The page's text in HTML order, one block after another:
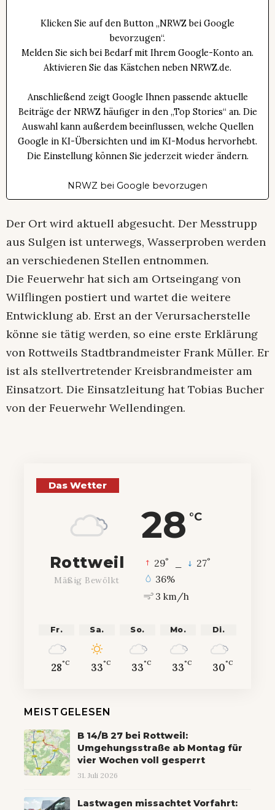
Klicken Sie auf den Button „NRWZ bei Google
bevorzugen“.
Melden Sie sich bei Bedarf mit Ihrem Google-Konto an.
Aktivieren Sie das Kästchen neben NRWZ.de.
Anschließend zeigt Google Ihnen passende aktuelle
Beiträge der NRWZ häufiger in den „Top Stories“ an. Die
Auswahl kann außerdem beeinflussen, welche Quellen
Google in KI-Übersichten und im KI-Modus hervorhebt.
Die Einstellung können Sie jederzeit wieder ändern.
NRWZ bei Google bevorzugen
Der Ort wird aktuell abgesucht. Der Messtrupp
aus Sulgen ist unterwegs, Wasserproben werden
an verschiedenen Stellen entnommen.
Die Feuerwehr hat sich am Ortseingang von
Wilflingen postiert und wartet die weitere
Entwicklung ab. Erst an der Verursacherstelle
könne sie tätig werden, so eine erste Erklärung
von Rottweils Stadtbrandmeister Frank Müller. Er
ist als stellvertretender Kreisbrandmeister am
Einsatzort. Die Einsatzleitung hat Tobias Bucher
von der Feuerwehr Wellendingen.
Das Wetter
28 °C
Rottweil
Mäßig Bewölkt
29° 27°
36%
3 km/h
Fr.
28°C
Sa.
33°C
So.
33°C
Mo.
33°C
Di.
30°C
MEISTGELESEN
B 14/B 27 bei Rottweil:
Umgehungsstraße ab Montag für
vier Wochen voll gesperrt
31. Juli 2026
Lastwagen missachtet Vorfahrt: